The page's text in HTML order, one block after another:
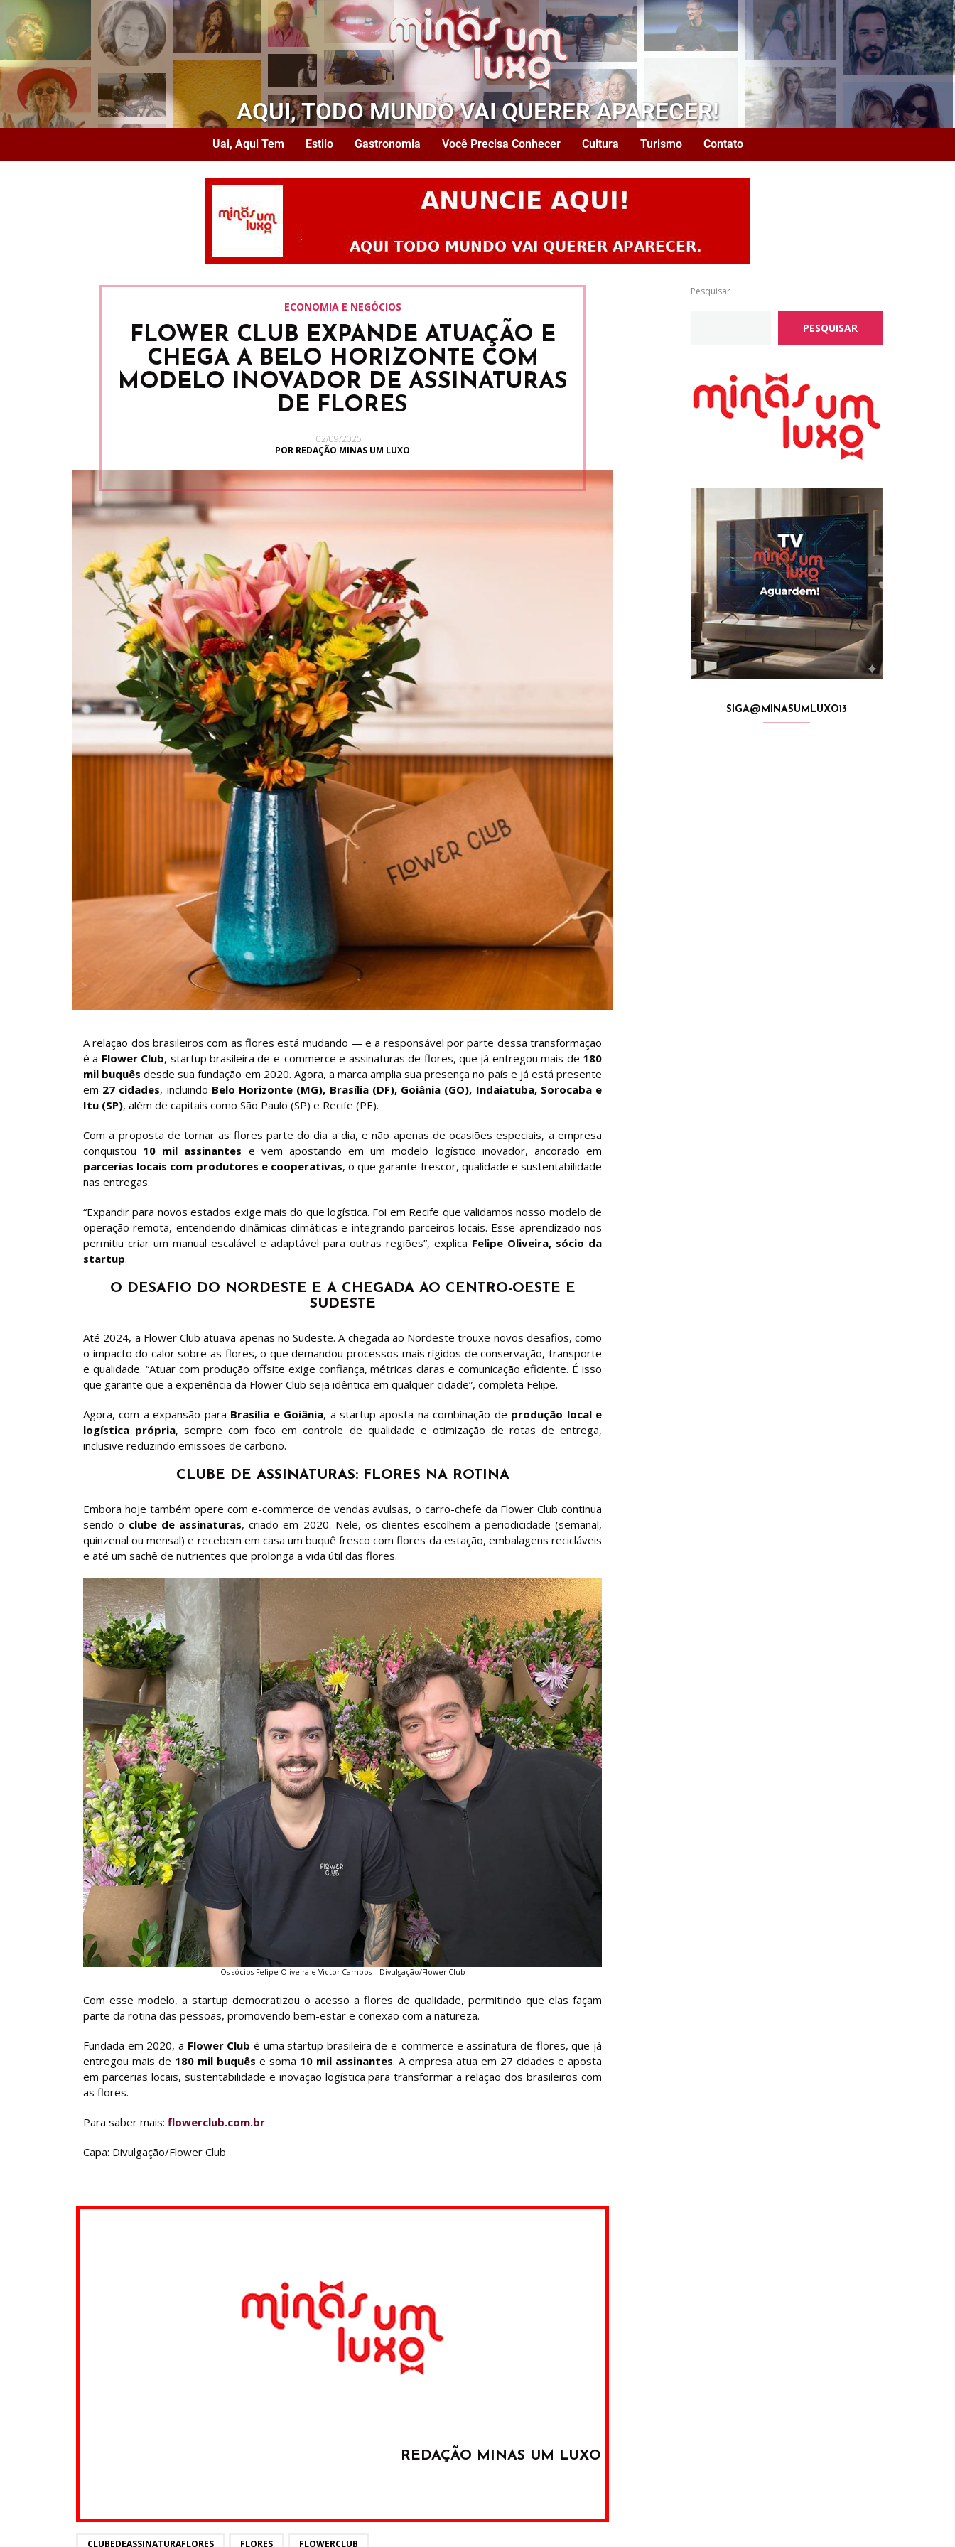
AQUI, TODO MUNDO VAI QUERER APARECER!
Uai, Aqui Tem Estilo Gastronomia Você Precisa Conhecer Cultura Turismo Contato
ECONOMIA E NEGÓCIOS
FLOWER CLUB EXPANDE ATUAÇÃO E
CHEGA A BELO HORIZONTE COM
MODELO INOVADOR DE ASSINATURAS
DE FLORES
02/09/2025
POR REDAÇÃO MINAS UM LUXO
A relação dos brasileiros com as flores está mudando — e a responsável por parte dessa transformação
é a Flower Club, startup brasileira de e-commerce e assinaturas de flores, que já entregou mais de 180
mil buquês desde sua fundação em 2020. Agora, a marca amplia sua presença no país e já está presente
em 27 cidades, incluindo Belo Horizonte (MG), Brasília (DF), Goiânia (GO), Indaiatuba, Sorocaba e
Itu (SP), além de capitais como São Paulo (SP) e Recife (PE).
Com a proposta de tornar as flores parte do dia a dia, e não apenas de ocasiões especiais, a empresa
conquistou 10 mil assinantes e vem apostando em um modelo logístico inovador, ancorado em
parcerias locais com produtores e cooperativas, o que garante frescor, qualidade e sustentabilidade
nas entregas.
“Expandir para novos estados exige mais do que logística. Foi em Recife que validamos nosso modelo de
operação remota, entendendo dinâmicas climáticas e integrando parceiros locais. Esse aprendizado nos
permitiu criar um manual escalável e adaptável para outras regiões”, explica Felipe Oliveira, sócio da
startup.
O DESAFIO DO NORDESTE E A CHEGADA AO CENTRO-OESTE E
SUDESTE
Até 2024, a Flower Club atuava apenas no Sudeste. A chegada ao Nordeste trouxe novos desafios, como
o impacto do calor sobre as flores, o que demandou processos mais rígidos de conservação, transporte
e qualidade. “Atuar com produção offsite exige confiança, métricas claras e comunicação eficiente. É isso
que garante que a experiência da Flower Club seja idêntica em qualquer cidade”, completa Felipe.
Agora, com a expansão para Brasília e Goiânia, a startup aposta na combinação de produção local e
logística própria, sempre com foco em controle de qualidade e otimização de rotas de entrega,
inclusive reduzindo emissões de carbono.
CLUBE DE ASSINATURAS: FLORES NA ROTINA
Embora hoje também opere com e-commerce de vendas avulsas, o carro-chefe da Flower Club continua
sendo o clube de assinaturas, criado em 2020. Nele, os clientes escolhem a periodicidade (semanal,
quinzenal ou mensal) e recebem em casa um buquê fresco com flores da estação, embalagens recicláveis
e até um sachê de nutrientes que prolonga a vida útil das flores.
Os sócios Felipe Oliveira e Victor Campos – Divulgação/Flower Club
Com esse modelo, a startup democratizou o acesso a flores de qualidade, permitindo que elas façam
parte da rotina das pessoas, promovendo bem-estar e conexão com a natureza.
Fundada em 2020, a Flower Club é uma startup brasileira de e-commerce e assinatura de flores, que já
entregou mais de 180 mil buquês e soma 10 mil assinantes. A empresa atua em 27 cidades e aposta
em parcerias locais, sustentabilidade e inovação logística para transformar a relação dos brasileiros com
as flores.
Para saber mais: flowerclub.com.br
Capa: Divulgação/Flower Club
REDAÇÃO MINAS UM LUXO
CLUBEDEASSINATURAFLORES FLORES FLOWERCLUB
Pesquisar
PESQUISAR
SIGA@MINASUMLUXO13